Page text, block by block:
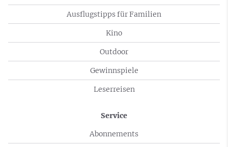
Ausflugstipps für Familien
Kino
Outdoor
Gewinnspiele
Leserreisen
Service
Abonnements